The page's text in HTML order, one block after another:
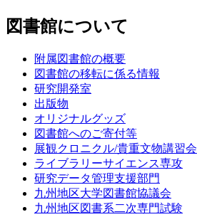
図書館について
附属図書館の概要
図書館の移転に係る情報
研究開発室
出版物
オリジナルグッズ
図書館へのご寄付等
展観クロニクル/貴重文物講習会
ライブラリーサイエンス専攻
研究データ管理支援部門
九州地区大学図書館協議会
九州地区図書系二次専門試験